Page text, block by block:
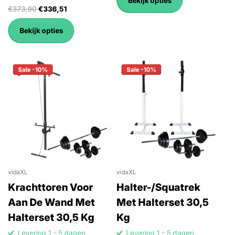
€373,90€336,51
Bekijk opties
Sale -10%
vidaXL
Krachttoren Voor
Aan De Wand Met
Halterset 30,5 Kg
Levering 1 - 5 dagen
Sale -10%
vidaXL
Halter-/Squatrek
Met Halterset 30,5
Kg
Levering 1 - 5 dagen